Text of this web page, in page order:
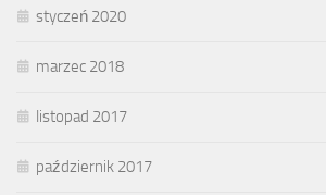
styczeń 2020
marzec 2018
listopad 2017
październik 2017